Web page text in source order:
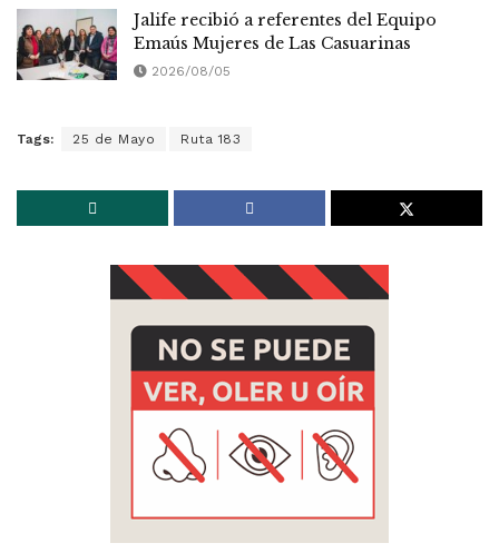
Jalife recibió a referentes del Equipo
Emaús Mujeres de Las Casuarinas
2026/08/05
Tags: 25 de Mayo Ruta 183